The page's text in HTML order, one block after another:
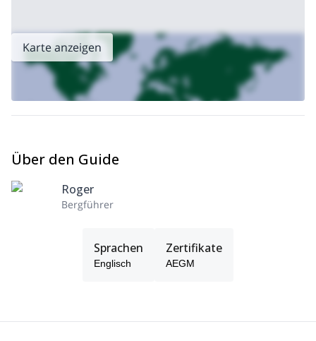
Wenn Sie also auf der Suche nach einer aufregenden Skitour in
den Pyrenäen sind, kontaktieren Sie mich bitte. Lassen Sie mich
Ihnen die bestgehüteten Geheimnisse von Baqueira Beret und
Val d’Aran zeigen!
Ich biete auch die Möglichkeit, mit einem Profi zu skifahren.
hier
Karte anzeigen
Über den Guide
Roger
Bergführer
Sprachen
Englisch
Zertifikate
AEGM